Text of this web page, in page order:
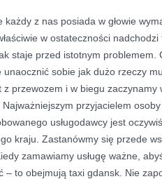
każdy z nas posiada w głowie
w ostateczności
staje przed istotnym problemem.
sobie jak dużo rzeczy
z przewozem i w biegu zaczynamy
Najważniejszym przyjacielem
usługodawcy jest
kraju. Zastanówmy się przede
zamawiamy usługę ważne,
– to obejmują taxi gdansk. Nie